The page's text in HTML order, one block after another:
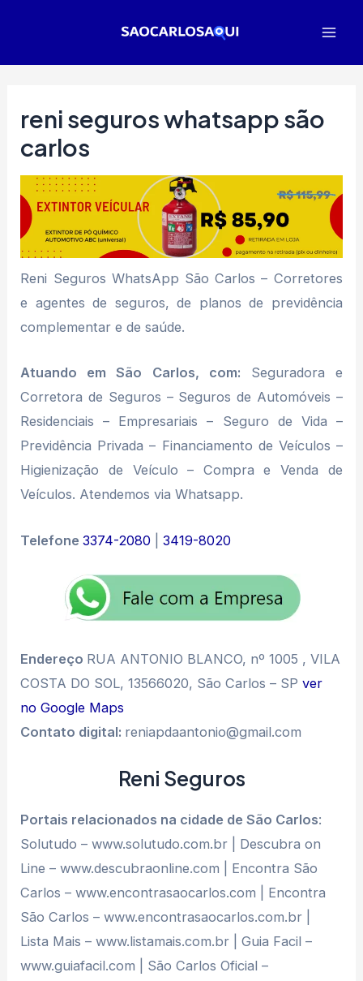
reni seguros whatsapp são
carlos
Reni Seguros WhatsApp São Carlos – Corretores
e agentes de seguros, de planos de previdência
complementar e de saúde.
Atuando em São Carlos, com: Seguradora e
Corretora de Seguros – Seguros de Automóveis –
Residenciais – Empresariais – Seguro de Vida –
Previdência Privada – Financiamento de Veículos –
Higienização de Veículo – Compra e Venda de
Veículos. Atendemos via Whatsapp.
Telefone3374-2080 |3419-8020
Endereço RUA ANTONIO BLANCO, nº 1005 , VILA
COSTA DO SOL, 13566020, São Carlos – SPver
no Google Maps
Contato digital: reniapdaantonio@gmail.com
Reni Seguros
Portais relacionados na cidade de São Carlos:
Solutudo – www.solutudo.com.br | Descubra on
Line – www.descubraonline.com | Encontra São
Carlos – www.encontrasaocarlos.com | Encontra
São Carlos – www.encontrasaocarlos.com.br |
Lista Mais – www.listamais.com.br | Guia Facil –
www.guiafacil.com | São Carlos Oficial –